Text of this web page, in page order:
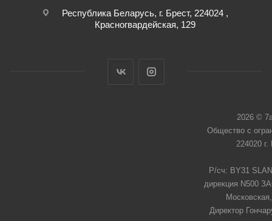
Республика Беларусь, г. Брест, 224024 ,
Красногвардейская, 129
2026 ©
Общество с
224020
Р/сч: BY31
дирекция N500
Директор